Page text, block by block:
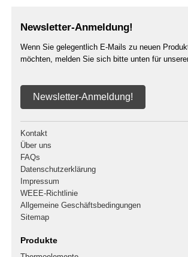
Newsletter-Anmeldung!
Wenn Sie gelegentlich E-Mails zu neuen
möchten, melden Sie sich bitte unten für
Newsletter-Anmeldung!
Kontakt
Über uns
FAQs
Datenschutzerklärung
Impressum
WEEE-Richtlinie
Allgemeine Geschäftsbedingungen
Sitemap
Produkte